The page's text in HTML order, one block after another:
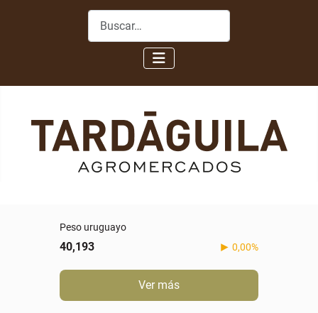
Buscar
Peso uruguayo
40,193 0,00%
Ver más